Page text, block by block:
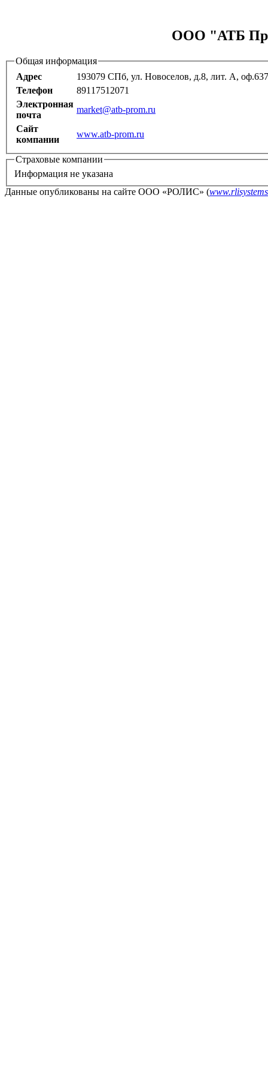
ООО "АТБ
Общая информация
Адрес
193079 СПб, ул. Новоселов, д.8, лит. А,
Телефон
89117512071
Электронная
почта
market@atb-prom.ru
Сайт
компании
www.atb-prom.ru
Страховые компании
Информация не указана
Данные опубликованы на сайте ООО «РОЛИС» (